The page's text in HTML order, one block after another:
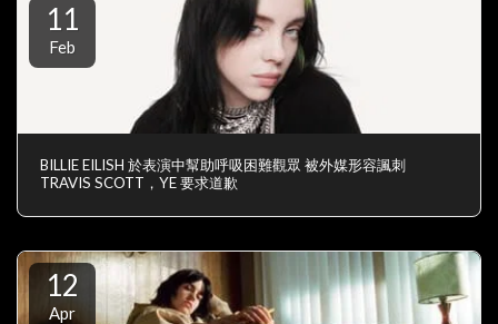
11
Feb
BILLIE EILISH 於表演中幫助呼吸困難觀眾 被外媒形容諷刺
TRAVIS SCOTT，YE 要求道歉
12
Apr